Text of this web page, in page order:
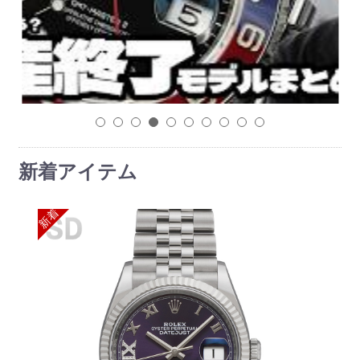
1 2 3 4 5 6 7 8 9 10
新着アイテム
新着